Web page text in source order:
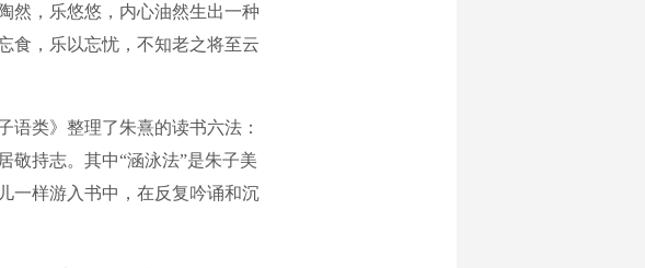
然，乐悠悠，内心油然生出一种
食，乐以忘忧，不知老之将至云
类》整理了朱熹的读书六法：
敬持志。其中“涵泳法”是朱子美
一样游入书中，在反复吟诵和沉